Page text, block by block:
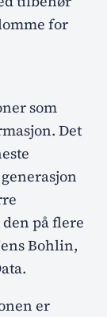
for
som
Det
på flere
Bohlin,
er